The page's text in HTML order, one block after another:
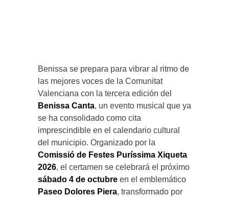
Benissa se prepara para vibrar al ritmo de
las mejores voces de la Comunitat
Valenciana con la tercera edición del
Benissa Canta, un evento musical que ya
se ha consolidado como cita
imprescindible en el calendario cultural
del municipio. Organizado por la
Comissió de Festes Puríssima Xiqueta
2026, el certamen se celebrará el próximo
sábado 4 de octubre en el emblemático
Paseo Dolores Piera, transformado por